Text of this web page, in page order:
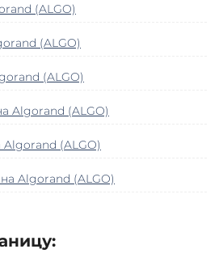
(ALGO)
(ALGO)
(ALGO)
Algorand (ALGO)
(ALGO)
Algorand (ALGO)